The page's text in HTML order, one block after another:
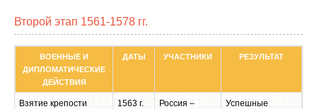
Второй этап 1561-1578 гг.
ВОЕННЫЕ И
ДИПЛОМАТИЧЕСКИЕ
ДЕЙСТВИЯ
ДАТЫ УЧАСТНИКИ РЕЗУЛЬТАТ
Взятие крепости
1563 г.
Россия –
Успешные